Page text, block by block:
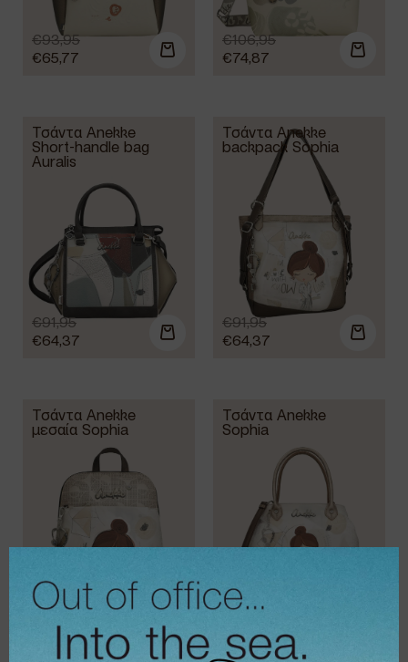
€93,95
€65,77
€106,95
€74,87
Τσάντα Anekke
Short-handle bag
Auralis
€91,95
€64,37
Τσάντα Anekke
backpack Sophia
€91,95
€64,37
Τσάντα Anekke
μεσαία Sophia
€91,95
64,37
Τσάντα Anekke
Sophia
€97,95